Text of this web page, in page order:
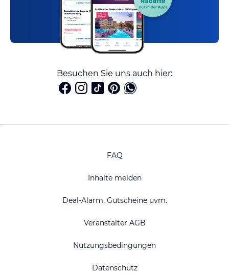
Besuchen Sie uns auch hier:
FAQ
Inhalte melden
Deal-Alarm, Gutscheine uvm.
Veranstalter AGB
Nutzungsbedingungen
Datenschutz